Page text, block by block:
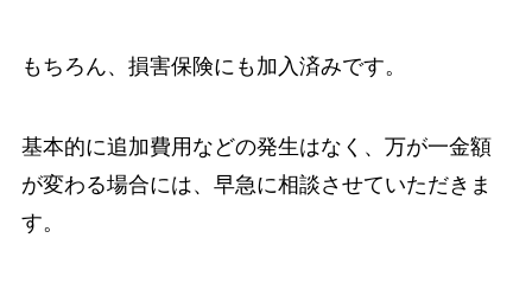
もちろん、損害保険にも加入済みです。
基本的に追加費用などの発生はなく、万が一金額
が変わる場合には、早急に相談させていただきま
す。